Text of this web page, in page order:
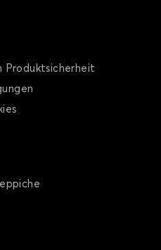
Produktsicherheit